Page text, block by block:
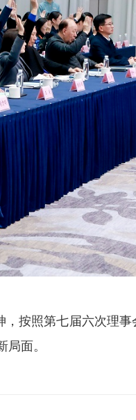
按照第七届六次理事
面。